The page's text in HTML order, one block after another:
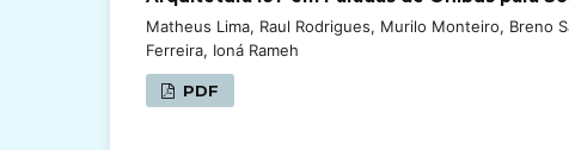
Matheus Lima, Raul Rodrigues, Murilo Monteiro, Breno
Ferreira, Ioná Rameh
PDF